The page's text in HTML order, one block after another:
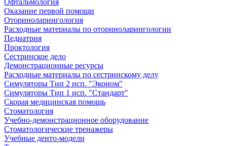
Офтальмология
Оказание первой помощи
Оториноларингология
Расходные материалы по оториноларингологии
Педиатрия
Проктология
Сестринское дело
Демонстрационные ресурсы
Расходные материалы по сестринскому делу
Симуляторы Тип 2 исп. "Эконом"
Симуляторы Тип 1 исп. "Стандарт"
Скорая медицинская помощь
Стоматология
Учебно-демонстрационное оборудование
Стоматологические тренажеры
Учебные денто-модели